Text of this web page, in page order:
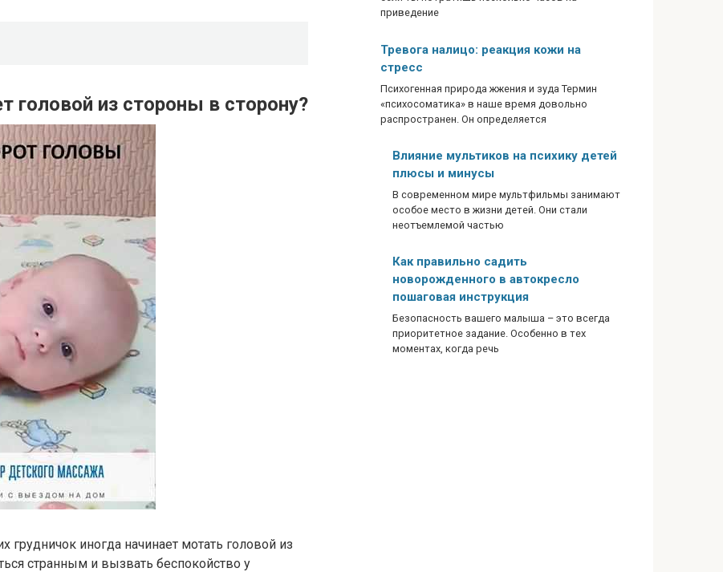
головой из стороны в сторону?
грудничок иногда начинает мотать головой из
странным и вызвать беспокойство у
приведение
Тревога налицо: реакция кожи на
стресс
Психогенная природа жжения и зуда Термин
«психосоматика» в наше время довольно
распространен. Он определяется
Влияние мультиков на психику детей
плюсы и минусы
В современном мире мультфильмы занимают
особое место в жизни детей. Они стали
неотъемлемой частью
Как правильно садить
новорожденного в автокресло
пошаговая инструкция
Безопасность вашего малыша – это всегда
приоритетное задание. Особенно в тех
моментах, когда речь